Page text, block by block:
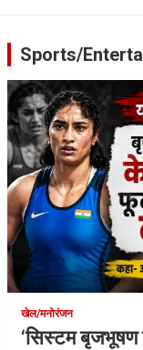
Sports/
खेल/मनोरंजन
‘सिस्टम